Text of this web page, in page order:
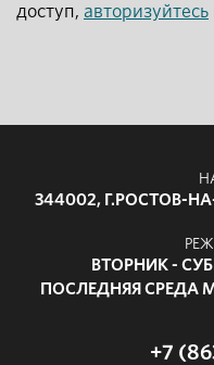
доступ, авторизуйтесь
344002, Г.РОСТОВ-
ВТОРНИК -
ПОСЛЕДНЯЯ СРЕДА
+7